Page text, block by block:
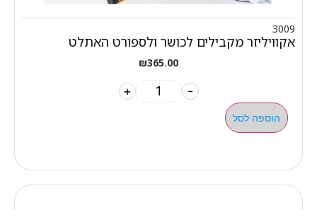
3009
אקוויליזר מקבילים לכושר ולספורט האתלט
₪365.00
-
+
הוספה לסל